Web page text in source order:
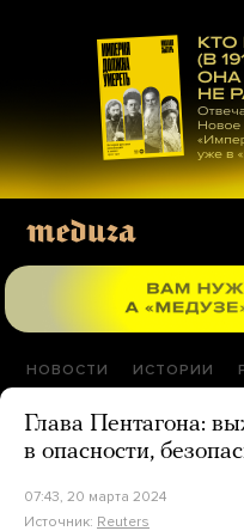
материалам
НОВОСТИ ИСТОРИИ
Глава Пентагона:
в опасности,
07:43, 20 марта 2024
Источник: Reuters